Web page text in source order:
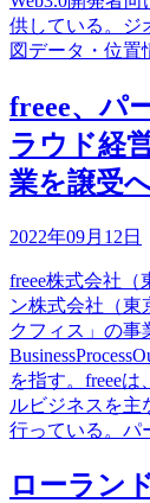
供している。ジ
図データ・位置
freee、パ
ラウド経
業を譲受
2022年09月12日
freee株式会社
ン株式会社（
クフィス」の事
を指す。freee
ルビジネスを主
行っている。パ
ローラン